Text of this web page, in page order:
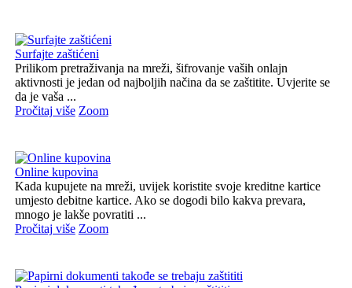
Surfajte zaštićeni
Prilikom pretraživanja na mreži, šifrovanje vaših onlajn
aktivnosti je jedan od najboljih načina da se zaštitite. Uvjerite se
da je vaša ...
Pročitaj više Zoom
Online kupovina
Kada kupujete na mreži, uvijek koristite svoje kreditne kartice
umjesto debitne kartice. Ako se dogodi bilo kakva prevara,
mnogo je lakše povratiti ...
Pročitaj više Zoom